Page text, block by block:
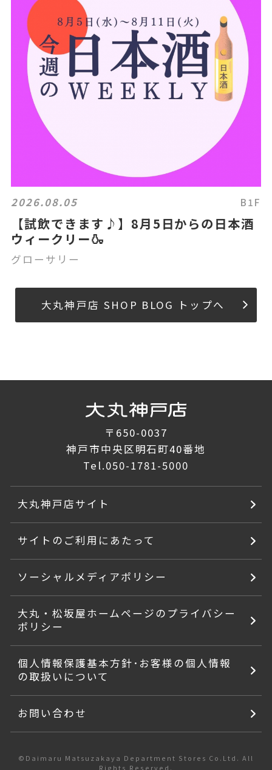
2026.08.05 B1F
【試飲できます♪】8月5日からの日本酒
ウィークリー🍶
グローサリー
大丸神戸店 SHOP BLOG トップへ
〒650-0037
神戸市中央区明石町40番地
Tel.050-1781-5000
大丸神戸店サイト
サイトのご利用にあたって
ソーシャルメディアポリシー
大丸・松坂屋ホームページのプライバシー
ポリシー
個人情報保護基本方針･お客様の個人情報
の取扱いについて
お問い合わせ
©Daimaru Matsuzakaya Department Stores Co.Ltd. All
Rights Reserved.